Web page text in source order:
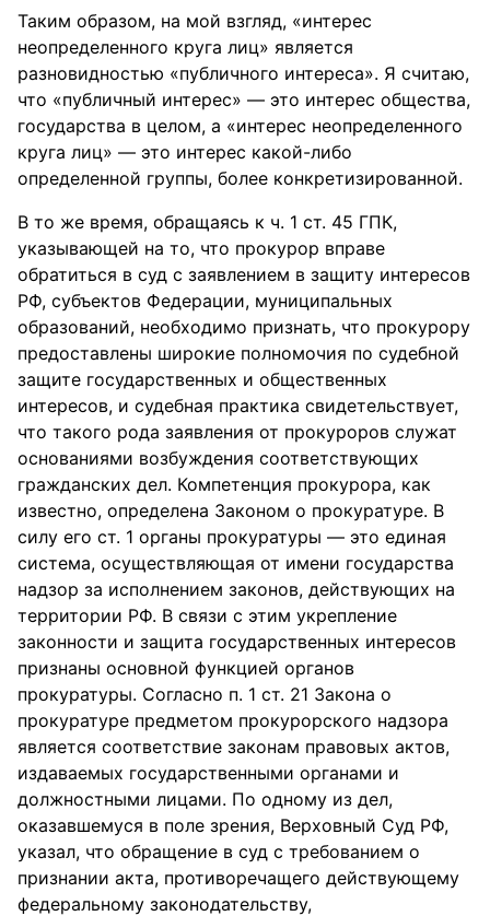
Таким образом, на мой взгляд, «интерес
неопределенного круга лиц» является
разновидностью «публичного интереса». Я считаю,
что «публичный интерес» — это интерес общества,
государства в целом, а «интерес неопределенного
круга лиц» — это интерес какой-либо
определенной группы, более конкретизированной.
В то же время, обращаясь к ч. 1 ст. 45 ГПК,
указывающей на то, что прокурор вправе
обратиться в суд с заявлением в защиту интересов
РФ, субъектов Федерации, муниципальных
образований, необходимо признать, что прокурору
предоставлены широкие полномочия по судебной
защите государственных и общественных
интересов, и судебная практика свидетельствует,
что такого рода заявления от прокуроров служат
основаниями возбуждения соответствующих
гражданских дел. Компетенция прокурора, как
известно, определена Законом о прокуратуре. В
силу его ст. 1 органы прокуратуры — это единая
система, осуществляющая от имени государства
надзор за исполнением законов, действующих на
территории РФ. В связи с этим укрепление
законности и защита государственных интересов
признаны основной функцией органов
прокуратуры. Согласно п. 1 ст. 21 Закона о
прокуратуре предметом прокурорского надзора
является соответствие законам правовых актов,
издаваемых государственными органами и
должностными лицами. По одному из дел,
оказавшемуся в поле зрения, Верховный Суд РФ,
указал, что обращение в суд с требованием о
признании акта, противоречащего действующему
федеральному законодательству,